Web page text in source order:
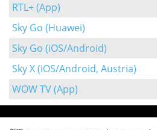
RTL+ (App)
Sky Go (Huawei)
Sky Go (iOS/Android)
Sky X (iOS/Android, Austria)
WOW TV (App)